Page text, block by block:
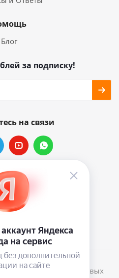
Блог
за подписку!
на связи
магазин виниловых